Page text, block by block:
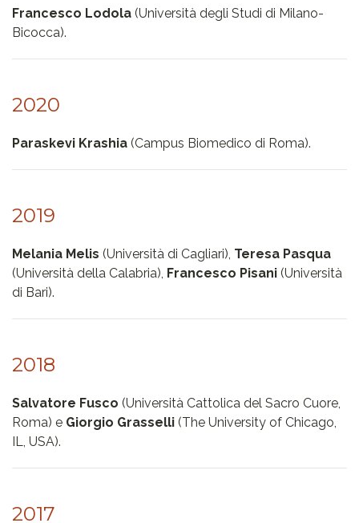
Francesco Lodola (Università degli Studi di Milano-
Bicocca).
2020
Paraskevi Krashia (Campus Biomedico di Roma).
2019
Melania Melis (Università di Cagliari), Teresa Pasqua
(Università della Calabria), Francesco Pisani (Università
di Bari).
2018
Salvatore Fusco (Università Cattolica del Sacro Cuore,
Roma) e Giorgio Grasselli (The University of Chicago,
IL, USA).
2017